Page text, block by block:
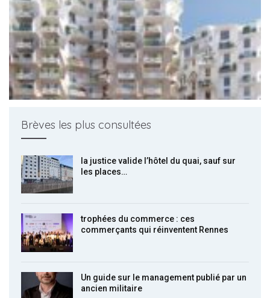
Brèves les plus consultées
la justice valide l’hôtel du quai, sauf sur
les places…
trophées du commerce : ces
commerçants qui réinventent Rennes
Un guide sur le management publié par un
ancien militaire